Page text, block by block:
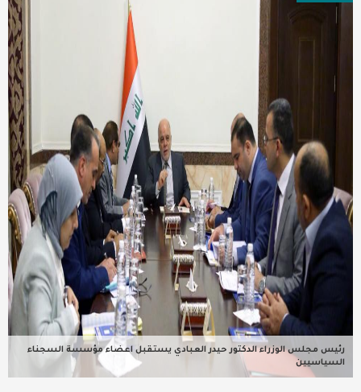
رئيس مجلس الوزراء الدكتور حيدر العبادي يستقبل اعضاء مؤسسة السجناء
السياسيين
عربية ودولية
تقنيات
تحقيقات صحفية
مقالات
عامة ومنوعات
طب وصحة